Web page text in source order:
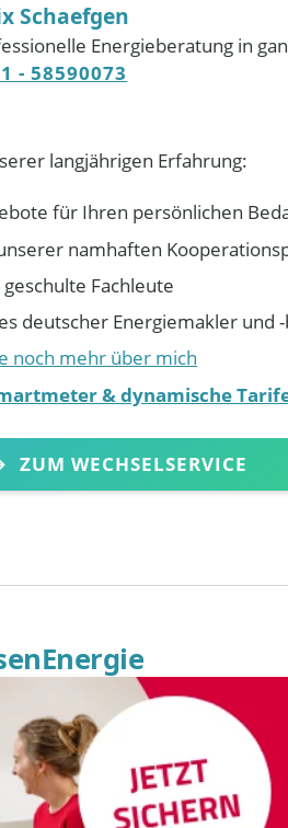
Schaefgen
Energieberatung in
- 58590073
langjährigen Erfahrung:
für Ihren persönlichen
namhaften
Fachleute
deutscher Energiemakler und
noch mehr über mich
& dynamische
ZUM WECHSELSERVICE